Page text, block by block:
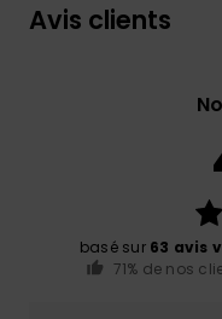
Avis clients
basé sur 63 avis
71% de nos